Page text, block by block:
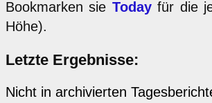
Bookmarken sie Todayfür die
Höhe).
Letzte Ergebnisse:
Nicht in archivierten